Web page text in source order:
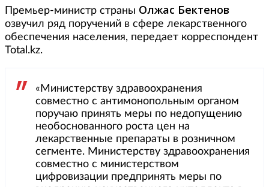
Премьер-министр страны Олжас Бектенов
озвучил ряд поручений в сфере лекарственного
обеспечения населения, передает корреспондент
Total.kz.
«Министерству здравоохранения
совместно с антимонопольным органом
поручаю принять меры по недопущению
необоснованного роста цен на
лекарственные препараты в розничном
сегменте. Министерству здравоохранения
совместно с министерством
цифровизации предпринять меры по